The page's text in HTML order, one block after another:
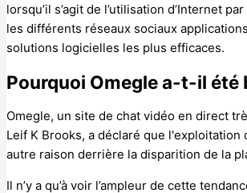
lorsqu’il s’agit de l’utilisation d’Internet
les différents réseaux sociaux
solutions logicielles les plus efficaces.
Pourquoi Omegle a-t-il été
Omegle, un site de chat vidéo en direct
Leif K Brooks, a déclaré que
autre raison derrière la disparition de la
Il n’y a qu’à voir l’ampleur de cette